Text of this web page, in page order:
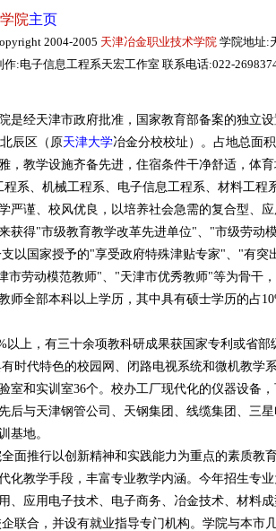
院主页
2004-2005 天津冶金职业技术学院学院地址:
作:电子信息工程系天宏工作室 联系电话:022-
是经天津市政府批准，国家教育部备案的独立
辰区（原天津大学冶金分校校址）。占地总面
，教学设施齐备先进，住宿条件干净舒适，体
程系、机械工程系、电子信息工程系、材料工程
严谨、校风优良，以培养社会急需的复合型、
获得"市级教育教学改革先进单位"、"市级劳动
以国家授予的"享受政府特殊津贴专家"、"有突
市劳动模范教师"、"天津市优秀教师"等为骨干
师全部本科以上学历，其中具有硕士学历的占
以上，有三十余项教科研成果获国家专利或省部
时代特色的校园网、闭路电视系统和微机教学
室和实训室36个。校办工厂现代化的仪器设备
后与天津钢管公司、天钢集团、线缆集团、三
基地。
面推行以创新精神和实践能力为重点的素质教
化教学手段，丰富专业教学内涵。今年招生专
、应用电子技术、电子商务、冶金技术、材料
联合，并设有就业指导专门机构。学院与本市